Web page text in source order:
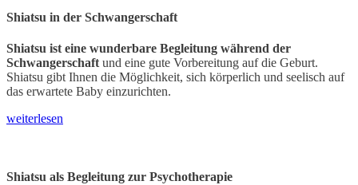
Shiatsu in der Schwangerschaft
Shiatsu ist eine wunderbare Begleitung während der
Schwangerschaft und eine gute Vorbereitung auf die Geburt.
Shiatsu gibt Ihnen die Möglichkeit, sich körperlich und seelisch auf
das erwartete Baby einzurichten.
weiterlesen
Shiatsu als Begleitung zur Psychotherapie